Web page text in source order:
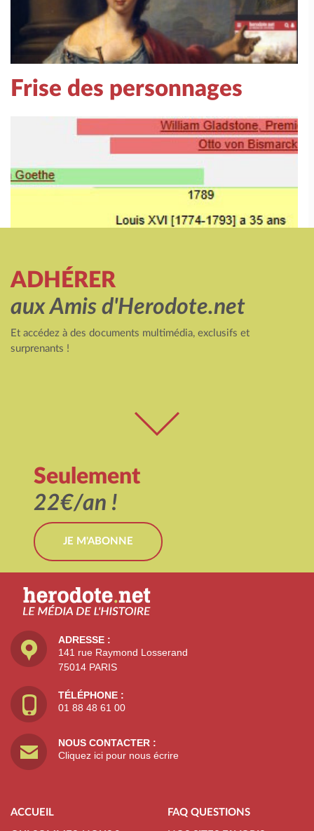
Frise des personnages
ADHÉRER
aux Amis d'Herodote.net
Et accédez à des documents multimédia, exclusifs et
surprenants !
Seulement
22€/an !
JE M'ABONNE
ADRESSE :
141 rue Raymond Losserand
75014 PARIS
TÉLÉPHONE :
01 88 48 61 00
NOUS CONTACTER :
Cliquez ici pour nous écrire
ACCUEIL FAQ QUESTIONS